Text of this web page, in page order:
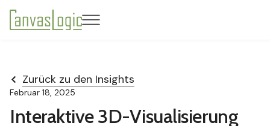
Zurück zu den Insights
Februar 18, 2025
Interaktive 3D-Visualisierung